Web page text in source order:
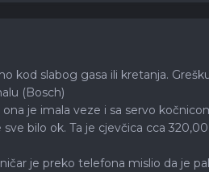
kod slabog gasa ili kretanja.
(Bosch)
je imala veze i sa servo
bilo ok. Ta je cjevčica cca
je preko telefona mislio da je